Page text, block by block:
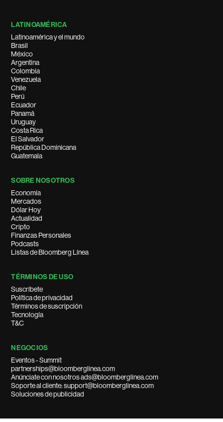
LATINOAMÉRICA
Latinoamérica y el mundo
Brasil
México
Argentina
Colombia
Venezuela
Chile
Perú
Ecuador
Panamá
Uruguay
Costa Rica
El Salvador
República Dominicana
Guatemala
SOBRE NOSOTROS
Economía
Mercados
Dólar Hoy
Actualidad
Cripto
Finanzas Personales
Podcasts
Listas de Bloomberg Línea
TÉRMINOS DE USO
Suscríbete
Política de privacidad
Términos de suscripción
Tecnología
T&C
NEGOCIOS
Eventos - Summit
partnerships@bloomberglinea.com
Anúnciate con nosotros ads@bloomberglinea.com
Soporte al cliente: support@bloomberglinea.com
Soluciones de publicidad